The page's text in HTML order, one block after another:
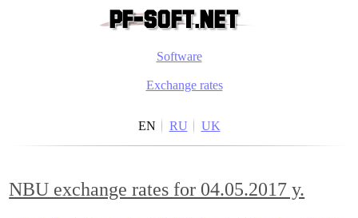
Software
Exchange rates
EN RU UK
NBU exchange rates for 04.05.2017 y.